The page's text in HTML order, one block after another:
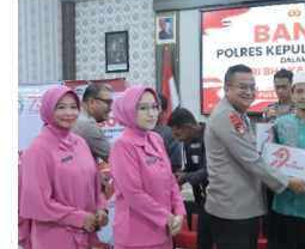
di Hotel
Bathin
Solapan
PENDIDIKAN
Mahasiswa
Unilak
Raih Juara
Harapan I
Nasional
Kategori
Disabilitas
08
Aug,
2026
26
views
HUKRIM